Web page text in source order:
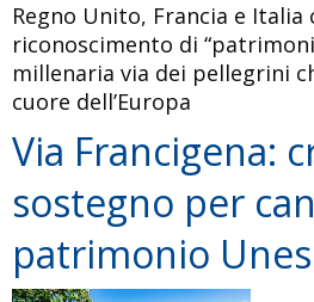
Regno Unito, Francia e Italia
riconoscimento di
millenaria via dei pellegrini
cuore dell’Europa
Via Francigena:
sostegno per
patrimonio